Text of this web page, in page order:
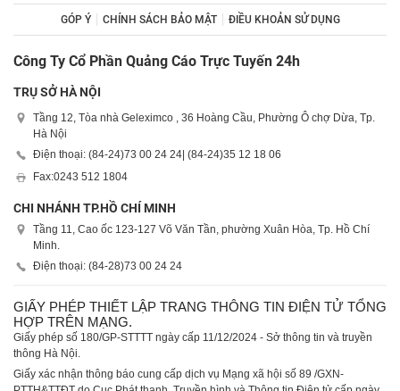
GÓP Ý CHÍNH SÁCH BẢO MẬT ĐIỀU KHOẢN SỬ DỤNG
Công Ty Cổ Phần Quảng Cáo Trực Tuyến 24h
TRỤ SỞ HÀ NỘI
Tầng 12, Tòa nhà Geleximco , 36 Hoàng Cầu, Phường Ô chợ Dừa, Tp.
Hà Nội
Điện thoại: (84-24)73 00 24 24| (84-24)35 12 18 06
Fax:0243 512 1804
CHI NHÁNH TP.HỒ CHÍ MINH
Tầng 11, Cao ốc 123-127 Võ Văn Tần, phường Xuân Hòa, Tp. Hồ Chí
Minh.
Điện thoại: (84-28)73 00 24 24
GIẤY PHÉP THIẾT LẬP TRANG THÔNG TIN ĐIỆN TỬ TỔNG
HỢP TRÊN MẠNG.
Giấy phép số 180/GP-STTTT ngày cấp 11/12/2024 - Sở thông tin và truyền
thông Hà Nội.
Giấy xác nhận thông báo cung cấp dịch vụ Mạng xã hội số 89 /GXN-